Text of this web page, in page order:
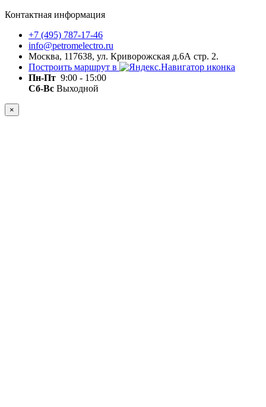
Контактная информация
+7 (495) 787-17-46
info@petromelectro.ru
Москва, 117638, ул. Криворожская д.6А стр. 2.
Построить маршрут в
Пн-Пт 9:00 - 15:00
Сб-Вс Выходной
×